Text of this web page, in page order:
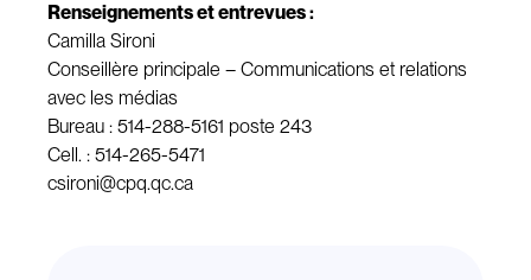
Renseignements et entrevues :
Camilla Sironi
Conseillère principale – Communications et relations
avec les médias
Bureau : 514-288-5161 poste 243
Cell. : 514-265-5471
csironi@cpq.qc.ca